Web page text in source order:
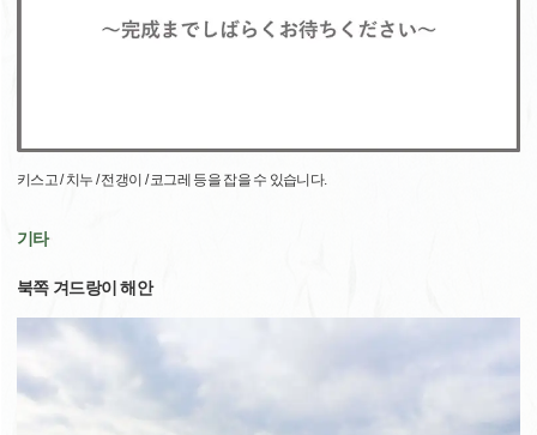
키스고 / 치누 / 전갱이 / 코그레 등을 잡을 수 있습니다.
기타
북쪽 겨드랑이 해안